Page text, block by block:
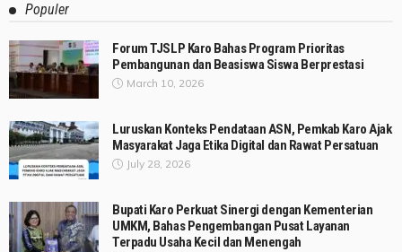
Populer
Forum TJSLP Karo Bahas Program Prioritas
Pembangunan dan Beasiswa Siswa Berprestasi
March 10, 2026
Luruskan Konteks Pendataan ASN, Pemkab Karo Ajak
Masyarakat Jaga Etika Digital dan Rawat Persatuan
July 28, 2026
Bupati Karo Perkuat Sinergi dengan Kementerian
UMKM, Bahas Pengembangan Pusat Layanan
Terpadu Usaha Kecil dan Menengah